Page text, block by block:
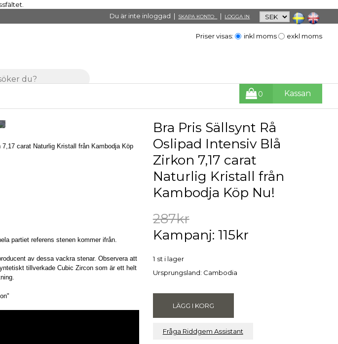
Du är inte inloggad | SKAPA KONTO | LOGGA IN
Priser visas: inkl moms exkl moms
0 Kassan
carat Naturlig Kristall från Kambodja Köp
partiet referens stenen kommer ifrån.
av dessa vackra stenar. Observera att
tillverkade Cubic Zircon som är ett helt
Bra Pris Sällsynt Rå
Oslipad Intensiv Blå
Zirkon 7,17 carat
Naturlig Kristall från
Kambodja Köp Nu!
287kr
Kampanj: 115kr
1 st i lager
Ursprungsland: Cambodia
Fråga Riddgem Assistant